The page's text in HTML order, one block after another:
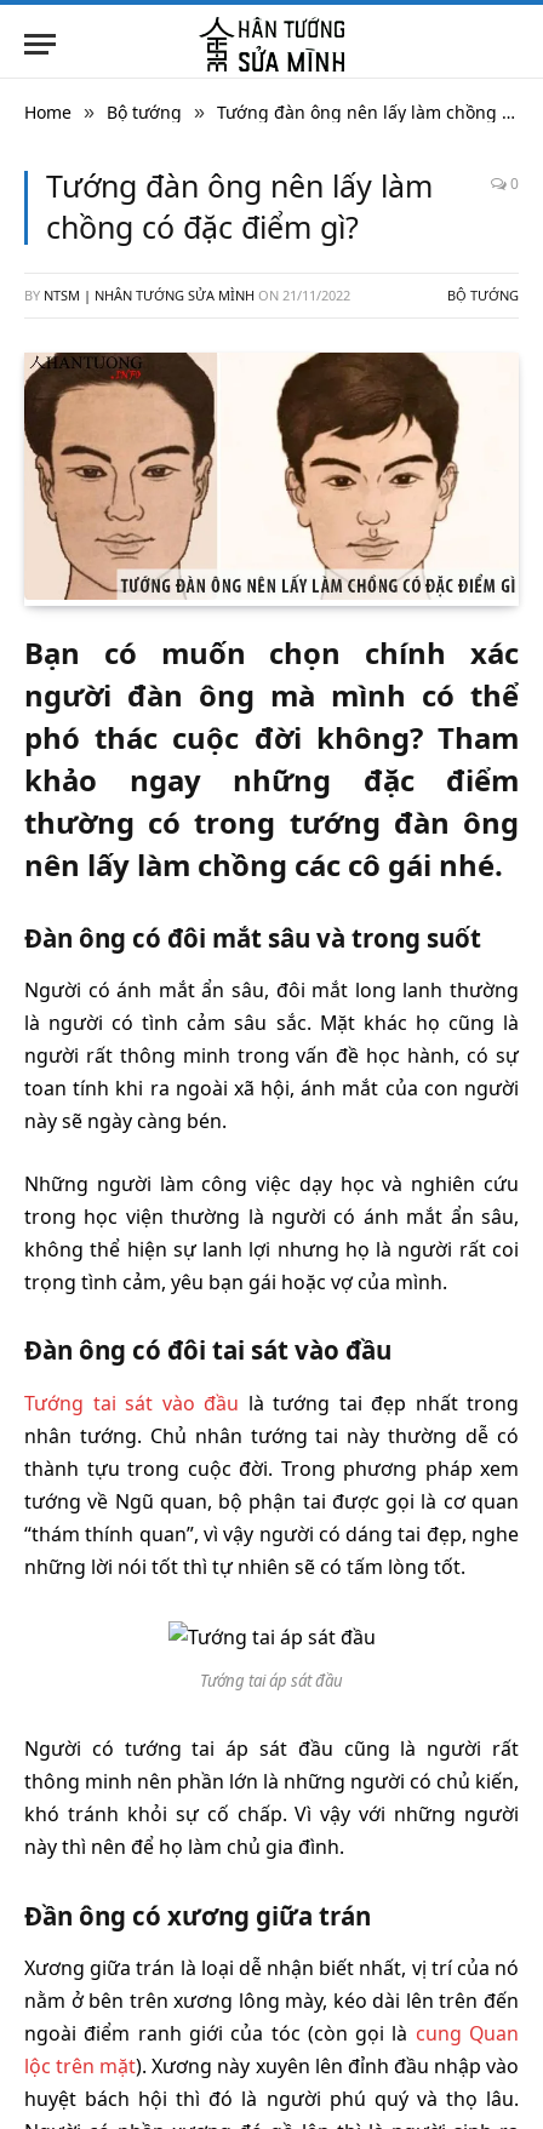
Home » Bộ tướng » Tướng đàn ông nên lấy làm chồng có đặc điểm gì?
Tướng đàn ông nên lấy làm
chồng có đặc điểm gì?
0
BY NTSM | NHÂN TƯỚNG SỬA MÌNH ON 21/11/2022 BỘ TƯỚNG
Bạn có muốn chọn chính xác
người đàn ông mà mình có thể
phó thác cuộc đời không? Tham
khảo ngay những đặc điểm
thường có trong tướng đàn ông
nên lấy làm chồng các cô gái nhé.
Đàn ông có đôi mắt sâu và trong suốt
Người có ánh mắt ẩn sâu, đôi mắt long lanh thường
là người có tình cảm sâu sắc. Mặt khác họ cũng là
người rất thông minh trong vấn đề học hành, có sự
toan tính khi ra ngoài xã hội, ánh mắt của con người
này sẽ ngày càng bén.
Những người làm công việc dạy học và nghiên cứu
trong học viện thường là người có ánh mắt ẩn sâu,
không thể hiện sự lanh lợi nhưng họ là người rất coi
trọng tình cảm, yêu bạn gái hoặc vợ của mình.
Đàn ông có đôi tai sát vào đầu
Tướng tai sát vào đầu là tướng tai đẹp nhất trong
nhân tướng. Chủ nhân tướng tai này thường dễ có
thành tựu trong cuộc đời. Trong phương pháp xem
tướng về Ngũ quan, bộ phận tai được gọi là cơ quan
“thám thính quan”, vì vậy người có dáng tai đẹp, nghe
những lời nói tốt thì tự nhiên sẽ có tấm lòng tốt.
Tướng tai áp sát đầu
Người có tướng tai áp sát đầu cũng là người rất
thông minh nên phần lớn là những người có chủ kiến,
khó tránh khỏi sự cố chấp. Vì vậy với những người
này thì nên để họ làm chủ gia đình.
Đần ông có xương giữa trán
Xương giữa trán là loại dễ nhận biết nhất, vị trí của nó
nằm ở bên trên xương lông mày, kéo dài lên trên đến
ngoài điểm ranh giới của tóc (còn gọi là cung Quan
lộc trên mặt). Xương này xuyên lên đỉnh đầu nhập vào
huyệt bách hội thì đó là người phú quý và thọ lâu.